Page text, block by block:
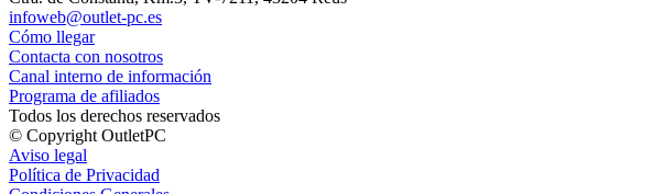
infoweb@outlet-pc.es
Cómo llegar
Contacta con nosotros
Canal interno de información
Programa de afiliados
Todos los derechos reservados
© Copyright OutletPC
Aviso legal
Política de Privacidad